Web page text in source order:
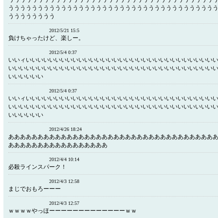
ううううううううううううううううううううううううううううううううううう
うううううううう
2012/5/21 15:5
負けちゃったけど、楽しー。
2012/5/4 0:37
いいィいいいいいいいいいいいいいいいいいいいいいいいいいいいいいいいい
いいいいいいいいいいいいいいいいいいいいいいいいいいいいいいいいいいい
いいいいいい
2012/5/4 0:37
いいィいいいいいいいいいいいいいいいいいいいいいいいいいいいいいいいい
いいいいいいいいいいいいいいいいいいいいいいいいいいいいいいいいいいい
いいいいいい
2012/4/26 18:24
あああああああああああああああああああああああああああああああああああ
あああああああああああああああああ
2012/4/4 10:14
必殺ラインスパーク！
2012/4/3 12:58
まじでおもろーーー
2012/4/3 12:57
ｗｗｗｗやっほーーーーーーーーーーーーーｗｗ